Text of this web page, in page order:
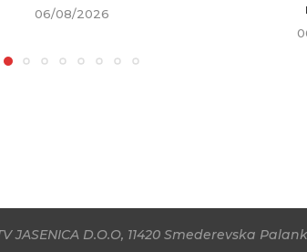
06/08/2026
JASENICA D.O.O, 11420 Smederevska